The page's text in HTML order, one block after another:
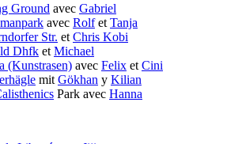
Ground avec Gabriel
avec Rolfet Tanja
Str. et Chris Kobi
Dhfk et Michael
(Kunstrasen) avec Felix et Cini
mit Gökhan y Kilian
Park avec Hanna